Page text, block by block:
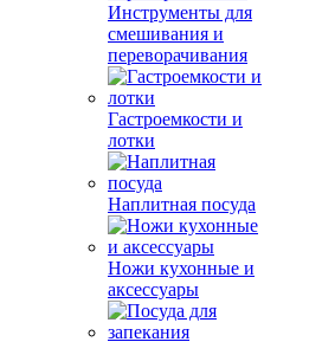
Инструменты для
смешивания и
переворачивания
Гастроемкости и
лотки
Наплитная посуда
Ножи кухонные и
аксессуары